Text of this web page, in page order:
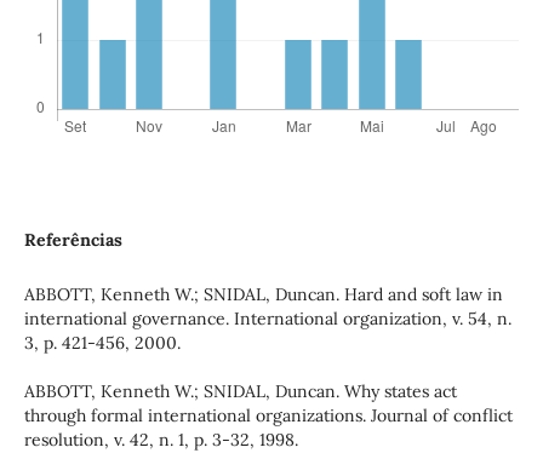
Referências
ABBOTT, Kenneth W.; SNIDAL, Duncan. Hard and soft law in
international governance. International organization, v. 54, n.
3, p. 421-456, 2000.
ABBOTT, Kenneth W.; SNIDAL, Duncan. Why states act
through formal international organizations. Journal of conflict
resolution, v. 42, n. 1, p. 3-32, 1998.